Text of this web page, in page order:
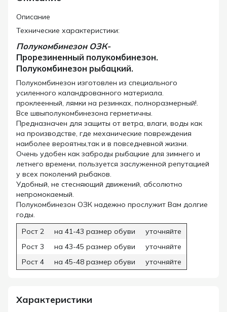
Описание
Технические характеристики:
Полукомбинезон ОЗК-
Прорезиненный полукомбинезон.
Полукомбинезон рыбацкий.
Полукомбинезон изготовлен из специального
усиленного каландрованного материала.
проклеенный, лямки на резинках, полноразмерный!.
Все швыполукомбинезона герметичны.
Предназначен для защиты от ветра, влаги, воды как
на производстве, где механические повреждения
наиболее вероятны,так и в повседневной жизни.
Очень удобен как заброды рыбацкие для зимнего и
летнего времени, пользуется заслуженной репутацией
у всех поколений рыбаков.
Удобный, не стесняющий движений, абсолютно
непромокаемый.
Полукомбинезон ОЗК надежно прослужит Вам долгие
годы.
Рост 2
на 41-43 размер обуви
уточняйте
Рост 3
на 43-45 размер обуви
уточняйте
Рост 4
на 45-48 размер обуви уточняйте
Характеристики